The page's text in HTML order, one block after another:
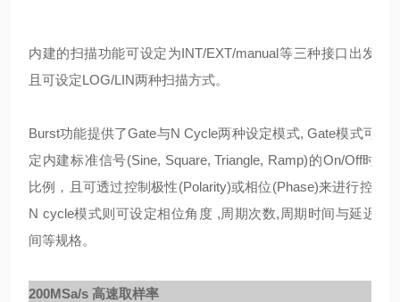
内建的扫描功能可设定为INT/EXT/manual等三种接口出发，
且可设定LOG/LIN两种扫描方式。
Burst功能提供了Gate与N Cycle两种设定模式, Gate模式可设
定内建标准信号(Sine, Square, Triangle, Ramp)的On/Off时间
比例，且可透过控制极性(Polarity)或相位(Phase)来进行控制,
N cycle模式则可设定相位角度 ,周期次数,周期时间与延迟时
间等规格。
200MSa/s 高速取样率